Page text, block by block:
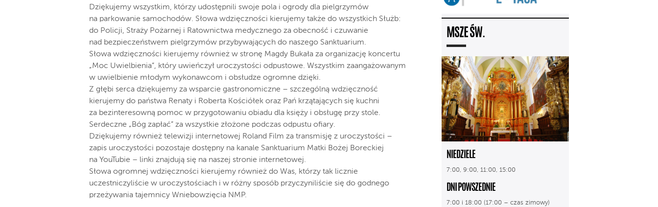
Dziękujemy wszystkim, którzy udostępnili swoje pola i ogrody dla pielgrzymów
na parkowanie samochodów. Słowa wdzięczności kierujemy także do wszystkich Służb:
do Policji, Straży Pożarnej i Ratownictwa medycznego za obecność i czuwanie
nad bezpieczeństwem pielgrzymów przybywających do naszego Sanktuarium.
Słowa wdzięczności kierujemy również w stronę Magdy Bukała za organizację koncertu
„Moc Uwielbienia”, który uwieńczył uroczystości odpustowe. Wszystkim zaangażowanym
w uwielbienie młodym wykonawcom i obsłudze ogromne dzięki.
Z głębi serca dziękujemy za wsparcie gastronomiczne – szczególną wdzięczność
kierujemy do państwa Renaty i Roberta Kościółek oraz Pań krzątających się kuchni
za bezinteresowną pomoc w przygotowaniu obiadu dla księży i obsługę przy stole.
Serdeczne „Bóg zapłać” za wszystkie złożone podczas odpustu ofiary.
Dziękujemy również telewizji internetowej Roland Film za transmisję z uroczystości –
zapis uroczystości pozostaje dostępny na kanale Sanktuarium Matki Bożej Boreckiej
na YouTubie – linki znajdują się na naszej stronie internetowej.
Słowa ogromnej wdzięczności kierujemy również do Was, którzy tak licznie
uczestniczyliście w uroczystościach i w różny sposób przyczyniliście się do godnego
przeżywania tajemnicy Wniebowzięcia NMP.
MSZE ŚW.
NIEDZIELE
7:00, 9:00, 11:00, 15:00
DNI POWSZEDNIE
7:00 i 18:00 (17:00 – czas zimowy)